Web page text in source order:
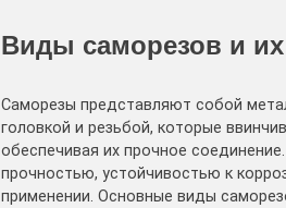
Виды саморезов и их
Саморезы представляют собой
головкой и резьбой, которые
обеспечивая их прочное
прочностью, устойчивостью к
применении. Основные виды